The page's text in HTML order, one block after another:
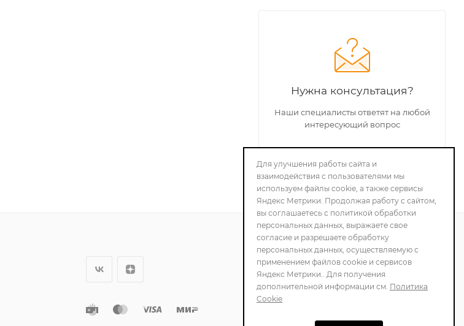
Нужна консультация?
Наши специалисты ответят на любой
интересующий вопрос
ЗАДАТЬ ВОПРОС
ПОЛИТИКА
КОНФИДЕНЦИАЛЬНОСТИ
Для улучшения работы сайта и
взаимодействия с пользователями мы
используем файлы cookie, а также сервисы
Яндекс Метрики. Продолжая работу с сайтом,
вы соглашаетесь с политикой обработки
персональных данных, выражаете свое
согласие и разрешаете обработку
персональных данных, осуществляемую с
применением файлов cookie и сервисов
Яндекс Метрики.. Для получения
дополнительной информации см. Политика
Cookie